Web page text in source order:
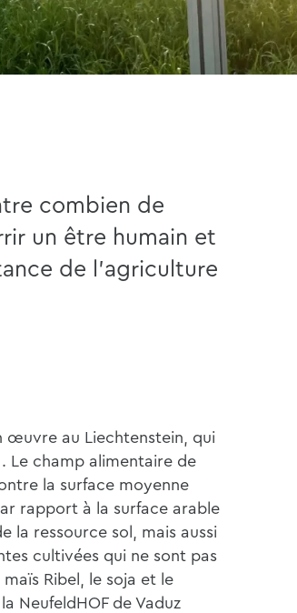
combien de
un être humain et
de l'agriculture
œuvre au Liechtenstein, qui
Le champ alimentaire de
la surface moyenne
rapport à la surface arable
la ressource sol, mais aussi
cultivées qui ne sont pas
Ribel, le soja et le
NeufeldHOF de Vaduz